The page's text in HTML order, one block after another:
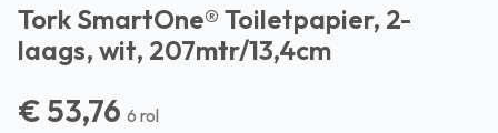
Tork SmartOne® Toiletpapier, 2-
laags, wit, 207mtr/13,4cm
€ 53,76 6 rol